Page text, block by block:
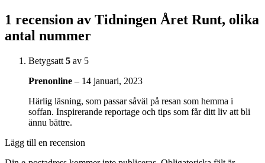
1 recension av Tidningen Året Runt, olika
antal nummer
Betygsatt 5 av 5
Prenonline – 14 januari, 2023
Härlig läsning, som passar såväl på resan som hemma i
soffan. Inspirerande reportage och tips som får ditt liv att bli
ännu bättre.
Lägg till en recension